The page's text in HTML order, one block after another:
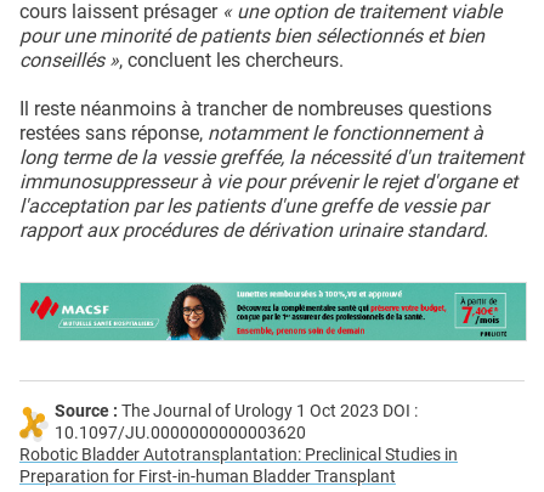
cours laissent présager« une option de traitement viable
pour une minorité de patients bien sélectionnés et bien
conseillés », concluent les chercheurs.
Il reste néanmoins à trancher de nombreuses questions
restées sans réponse, notamment le fonctionnement à
long terme de la vessie greffée, la nécessité d'un traitement
immunosuppresseur à vie pour prévenir le rejet d'organe et
l'acceptation par les patients d'une greffe de vessie par
rapport aux procédures de dérivation urinaire standard.
Source : The Journal of Urology 1 Oct 2023 DOI :
10.1097/JU.0000000000003620
Robotic Bladder Autotransplantation: Preclinical Studies in
Preparation for First-in-human Bladder Transplant